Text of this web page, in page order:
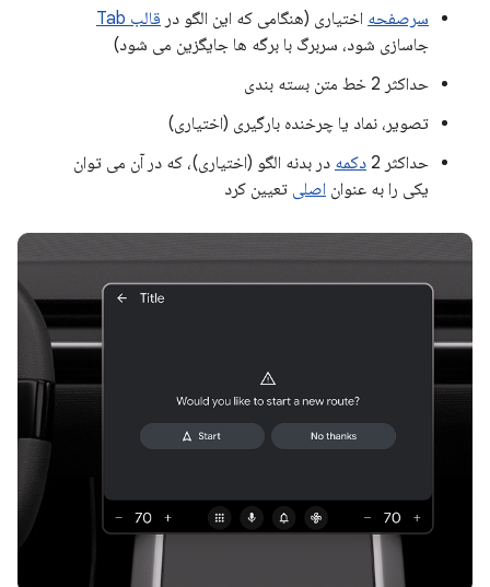
سرصفحه اختیاری (هنگامی که این الگو در قالب Tab
جاسازی شود، سربرگ با برگه ها جایگزین می شود)
حداکثر 2 خط متن بسته بندی
تصویر، نماد یا چرخنده بارگیری (اختیاری)
حداکثر 2
دکمه در بدنه الگو (اختیاری)، که در آن می توان
یکی را به عنوان اصلی تعیین کرد